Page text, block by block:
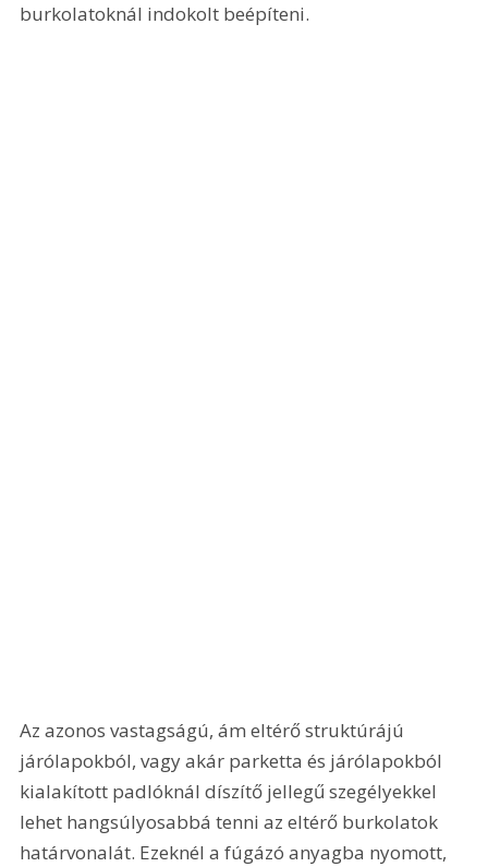
burkolatoknál indokolt beépíteni.
Az azonos vastagságú, ám eltérő struktúrájú
járólapokból, vagy akár parketta és járólapokból
kialakított padlóknál díszítő jellegű szegélyekkel
lehet hangsúlyosabbá tenni az eltérő burkolatok
határvonalát. Ezeknél a fúgázó anyagba nyomott,